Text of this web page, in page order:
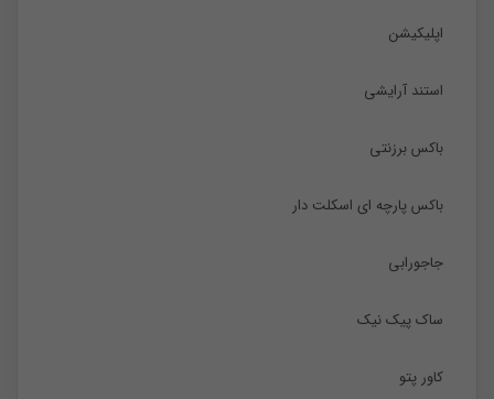
اپلیکیشن
استند آرایشی
باکس برزنتی
باکس پارچه ای اسکلت دار
جاجورابی
ساک پیک نیک
کاور پتو